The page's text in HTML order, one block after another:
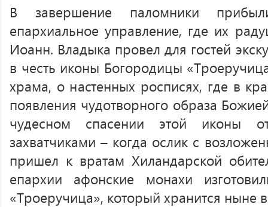
В завершение паломники
епархиальное управление, где их
Иоанн. Владыка провел для гостей
в честь иконы Богородицы
храма, о настенных росписях, где в
появления чудотворного образа
чудесном спасении этой иконы
захватчиками – когда ослик с
пришел к вратам Хиландарской
епархии афонские монахи
«Троеручица», который хранится ныне